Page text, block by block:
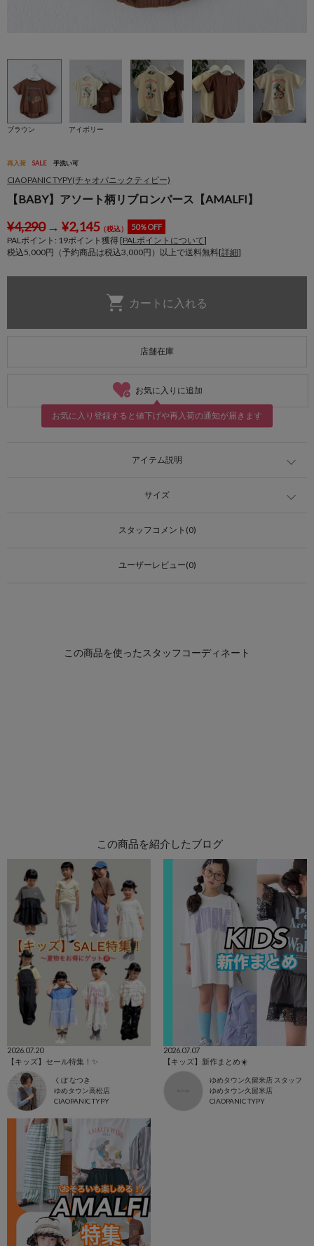
ブラウン アイボリー
再入荷 SALE 手洗い可
CIAOPANIC TYPY(チャオパニックティピー)
【BABY】アソート柄リブロンパース【AMALFI】
¥4,290→ ¥2,145（税込） 50％OFF
PALポイント: 19ポイント獲得 [PALポイントについて]
税込5,000円（予約商品は税込3,000円）以上で送料無料[詳細]
店舗在庫
お気に入りに追加
お気に入り登録すると値下げや再入荷の通知が届きます
アイテム説明
サイズ
スタッフコメント(0)
ユーザーレビュー(0)
この商品を紹介したブログ
2026.07.20
【キッズ】セール特集！✨
くぼ なつき
ゆめタウン高松店
CIAOPANIC TYPY
2026.07.07
【キッズ】新作まとめ☀️
ゆめタウン久留米店 スタッフ
ゆめタウン久留米店
CIAOPANIC TYPY